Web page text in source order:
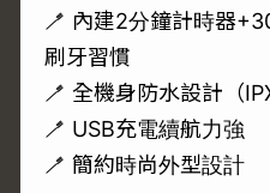
🪥 內建2分鐘計時器
刷牙習慣
🪥 全機身防水設計（
🪥 USB充電續航力強
🪥 簡約時尚外型設計